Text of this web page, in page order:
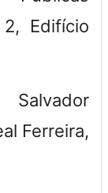
Edifício
Ferreira,